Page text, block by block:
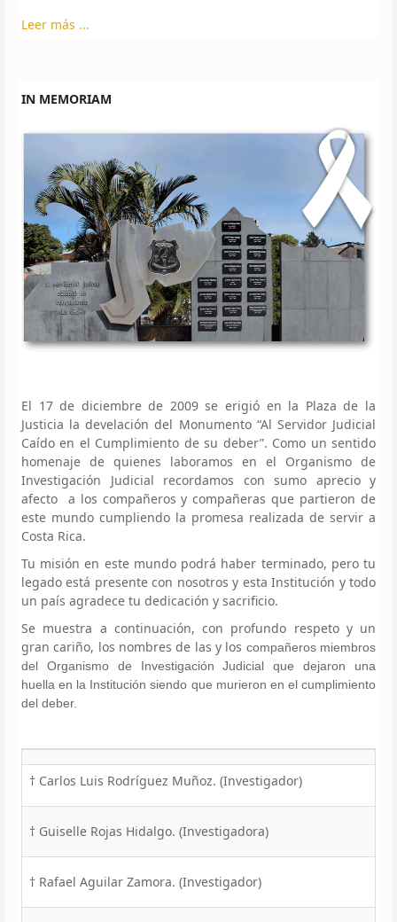
Leer más ...
IN MEMORIAM
El 17 de diciembre de 2009 se erigió en la Plaza de la
Justicia la develación del Monumento “Al Servidor Judicial
Caído en el Cumplimiento de su deber”. Como un sentido
homenaje de quienes laboramos en el Organismo de
Investigación Judicial recordamos con sumo aprecio y
afecto a los compañeros y compañeras que partieron de
este mundo cumpliendo la promesa realizada de servir a
Costa Rica.
Tu misión en este mundo podrá haber terminado, pero tu
legado está presente con nosotros y esta Institución y todo
un país agradece tu dedicación y sacrificio.
Se muestra a continuación, con profundo respeto y un
gran cariño, los nombres de las y los compañeros miembros
del Organismo de Investigación Judicial que dejaron una
huella en la Institución siendo que murieron en el cumplimiento
del deber.
† Carlos Luis Rodríguez Muñoz. (Investigador)
† Guiselle Rojas Hidalgo. (Investigadora)
† Rafael Aguilar Zamora. (Investigador)